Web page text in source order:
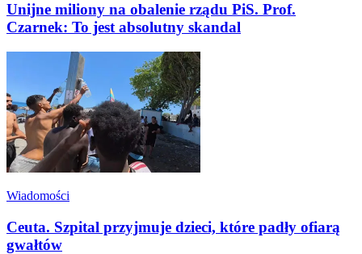
Unijne miliony na obalenie rządu PiS. Prof.
Czarnek: To jest absolutny skandal
Wiadomości
Ceuta. Szpital przyjmuje dzieci, które padły ofiarą
gwałtów